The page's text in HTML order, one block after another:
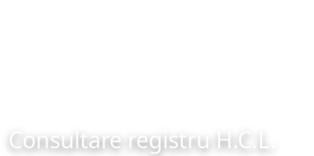
Consultare registru H.C.L.